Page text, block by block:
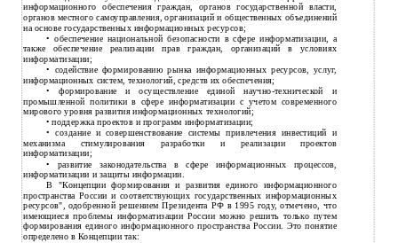
информационного обеспечения граждан, органов государственной власти,
органов местного самоуправления, организаций и общественных объединений
на основе государственных информационных ресурсов;
• обеспечение национальной безопасности в сфере информатизации, а
также обеспечение реализации прав граждан, организаций в условиях
информатизации;
• содействие формированию рынка информационных ресурсов, услуг,
информационных систем, технологий, средств их обеспечения;
• формирование и осуществление единойнаучно-технической и
промышленной политики в сфере информатизации с учетом современного
мирового уровня развития информационных технологий;
• поддержка проектов и программ информатизации;
•
создание и совершенствование системы привлечения инвестиций и
механизма стимулирования разработки и реализации проектов
информатизации;
• развитие законодательства в сфере информационных процессов,
информатизации и защиты информации.
В "Концепции формирования и развития единого информационного
пространства России и соответствующих государственных информационных
ресурсов", одобренной решением Президента РФ в 1995 году, отмечено, что
имеющиеся проблемы информатизации России можно решить только путем
формирования единого информационного пространства России. Это понятие
определено в Концепции так: